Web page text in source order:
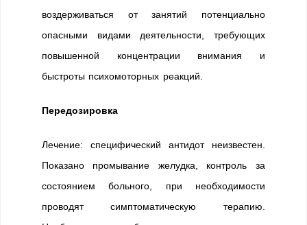
воздерживаться от занятий потенциально
опасными видами деятельности, требующих
повышенной концентрации внимания и
быстроты психомоторных реакций.
Передозировка
Лечение: специфический антидот неизвестен.
Показано промывание желудка, контроль за
состоянием больного, при необходимости
проводят симптоматическую терапию.